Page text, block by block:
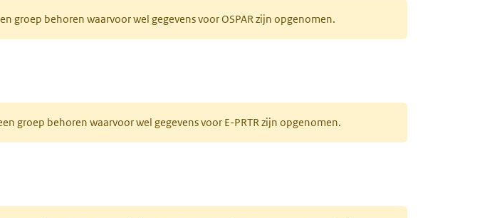
groep behoren waarvoor wel gegevens voor OSPAR zijn opgenomen.
groep behoren waarvoor wel gegevens voor E-PRTR zijn opgenomen.